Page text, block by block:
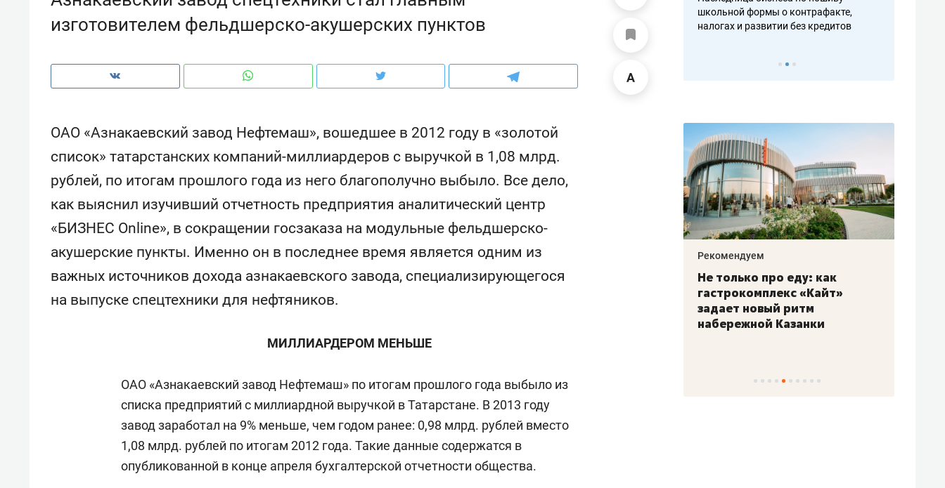
изготовителем фельдшерско-акушерских пунктов
ОАО «Азнакаевский завод Нефтемаш», вошедшее в 2012 году в «золотой
список» татарстанских компаний-миллиардеров с выручкой в 1,08 млрд.
рублей, по итогам прошлого года из него благополучно выбыло. Все дело,
как выяснил изучивший отчетность предприятия аналитический центр
«БИЗНЕС Online», в сокращении госзаказа на модульные фельдшерско-
акушерские пункты. Именно он в последнее время является одним из
важных источников дохода азнакаевского завода, специализирующегося
на выпуске спецтехники для нефтяников.
МИЛЛИАРДЕРОМ МЕНЬШЕ
ОАО «Азнакаевский завод Нефтемаш» по итогам прошлого года выбыло из
списка предприятий с миллиардной выручкой в Татарстане. В 2013 году
завод заработал на 9% меньше, чем годом ранее: 0,98 млрд. рублей вместо
1,08 млрд. рублей по итогам 2012 года. Такие данные содержатся в
опубликованной в конце апреля бухгалтерской отчетности общества.
чем интересен Оман?
школьной формы о контрафакте,
налогах и развитии без кредитов
Рекомендуем
Опыт выживания в дикой
с ментальным и физическим
Рекомендуем
Мексика, рок-концерт
в Менделеевске прошла
Рекомендуем
«Прорывы случались каждые
Рекомендуем
Не только про еду: как
гастрокомплекс «Кайт»
задает новый ритм
набережной Казанки